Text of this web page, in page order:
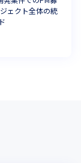
ェクト全体の統